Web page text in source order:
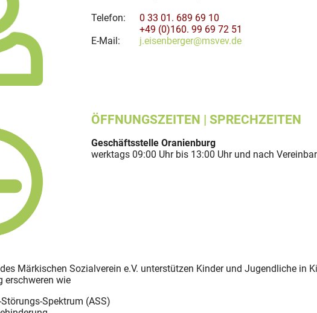
Telefon:
0 33 01. 689 69 10
+49 (0)160. 99 69 72 51
E-Mail:
j.eisenberger@msvev.de
ÖFFNUNGSZEITEN | SPRECHZEITEN
Geschäftsstelle Oranienburg
werktags 09:00 Uhr bis 13:00 Uhr und nach
Märkischen Sozialverein e.V. unterstützen Kinder und Jugendliche in
erschweren wie
Spektrum (ASS)